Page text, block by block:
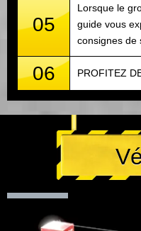
05
Lorsque le
guide vous
consignes de
06 PROFITEZ